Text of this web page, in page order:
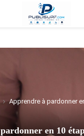
Apprendre à pardonner
en 10